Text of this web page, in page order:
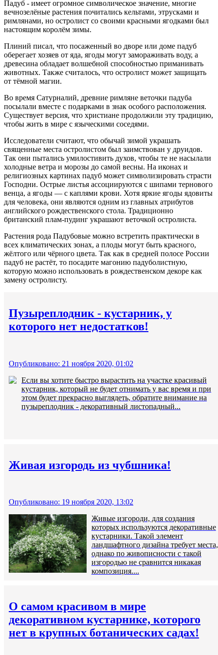
Падуб - имеет огромное символическое значение, многие
вечнозелёные растения почитались кельтами, этрусками и
римлянами, но остролист со своими красными ягодками был
настоящим королём зимы.
Плиний писал, что посаженный во дворе или доме падуб
оберегает хозяев от яда, ягоды могут замораживать воду, а
древесина обладает волшебной способностью приманивать
животных. Также считалось, что остролист может защищать
от тёмной магии.
Во время Сатурналий, древние римляне веточки падуба
посылали вместе с подарками в знак особого расположения.
Существует версия, что христиане продолжили эту традицию,
чтобы жить в мире с языческими соседями.
Исследователи считают, что обычай зимой украшать
священные места остролистом был заимствован у друидов.
Так они пытались умилостивить духов, чтобы те не насылали
холодные ветра и морозы до самой весны. На иконах и
религиозных картинах падуб может символизировать страсти
Господни. Острые листья ассоциируются с шипами тернового
венца, а ягоды — с каплями крови. Хотя яркие ягоды ядовиты
для человека, они являются одним из главных атрибутов
английского рождественского стола. Традиционно
британский плам-пудинг украшают веточкой остролиста.
Растения рода Падубовые можно встретить практически в
всех климатических зонах, а плоды могут быть красного,
жёлтого или чёрного цвета. Так как в средней полосе России
падуб не растёт, то посадите магонию падуболистную,
которую можно использовать в рождественском декоре как
замену остролисту.
Пузыреплодник - кустарник, у
которого нет недостатков!
Опубликовано: 21 ноября 2020, 01:02
Если вы хотите быстро вырастить на участке красивый
кустарник, который не будет отнимать у вас время и при
этом будет прекрасно выглядеть, обратите внимание на
пузыреплодник - декоративный листопадный...
Живая изгородь из чубшника!
Опубликовано: 19 ноября 2020, 13:02
Живые изгороди, для создания
которых используются декоративные
кустарники. Такой элемент
ландшафтного дизайна требует места,
однако по живописности с такой
изгородью не сравнится никакая
композиция....
О самом красивом в мире
декоративном кустарнике, которого
нет в крупных ботанических садах!